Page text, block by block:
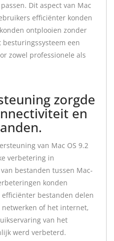
Dit aspect van Mac
efficiënter konden
ontplooien zonder
een
zowel professionele als
zorgde
en
van Mac OS 9.2
verbetering in
bestanden tussen Mac-
konden
bestanden delen
netwerken of het internet,
van het
werd verbeterd.